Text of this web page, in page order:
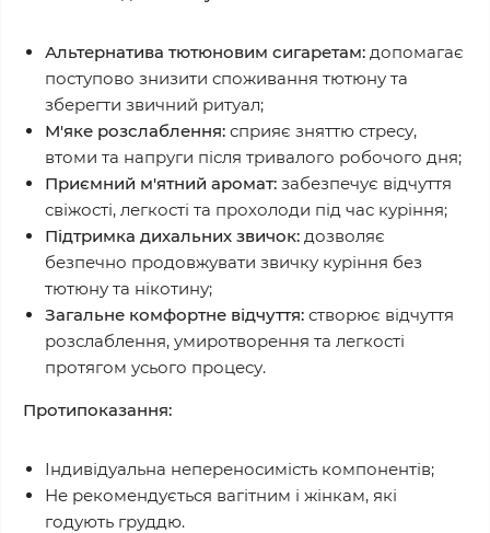
Альтернатива тютюновим сигаретам: допомагає
поступово знизити споживання тютюну та
зберегти звичний ритуал;
М'яке розслаблення: сприяє зняттю стресу,
втоми та напруги після тривалого робочого дня;
Приємний м'ятний аромат: забезпечує відчуття
свіжості, легкості та прохолоди під час куріння;
Підтримка дихальних звичок: дозволяє
безпечно продовжувати звичку куріння без
тютюну та нікотину;
Загальне комфортне відчуття: створює відчуття
розслаблення, умиротворення та легкості
протягом усього процесу.
Протипоказання:
Індивідуальна непереносимість компонентів;
Не рекомендується вагітним і жінкам, які
годують груддю.